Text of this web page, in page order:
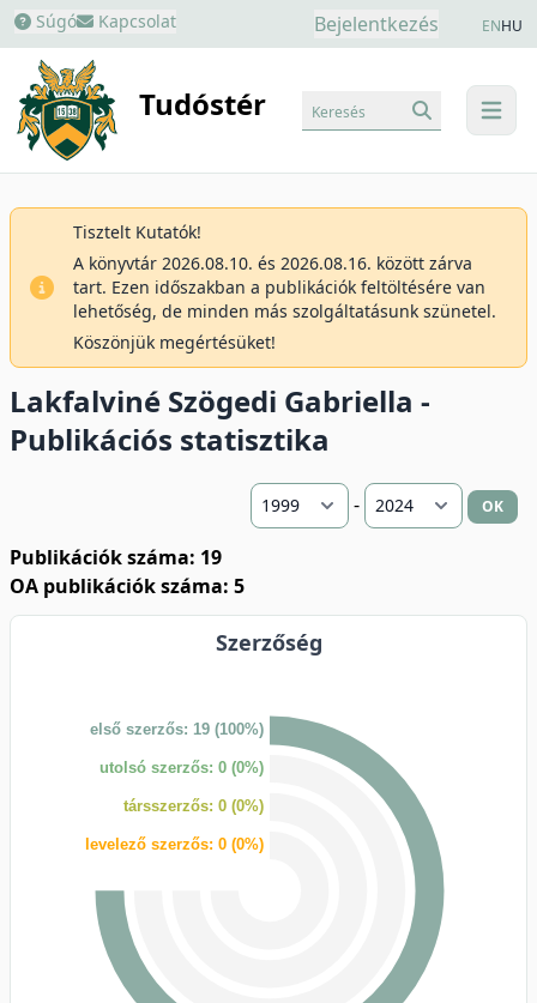
Súgó Kapcsolat Bejelentkezés ENHU
Tudóstér menu
Keresés
Tisztelt Kutatók!
A könyvtár 2026.08.10. és 2026.08.16. között zárva
tart. Ezen időszakban a publikációk feltöltésére van
lehetőség, de minden más szolgáltatásunk szünetel.
Köszönjük megértésüket!
Lakfalviné Szögedi Gabriella -
Publikációs statisztika
- OK
Publikációk száma: 19
OA publikációk száma: 5
Szerzőség
első szerzős: 19 (100%)
utolsó szerzős: 0 (0%)
társszerzős: 0 (0%)
levelező szerzős: 0 (0%)